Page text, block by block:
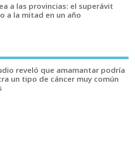
a las provincias: el superávit
a la mitad en un año
reveló que amamantar podría
un tipo de cáncer muy común